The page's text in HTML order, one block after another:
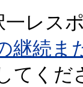
レス
継続ま
てくだ